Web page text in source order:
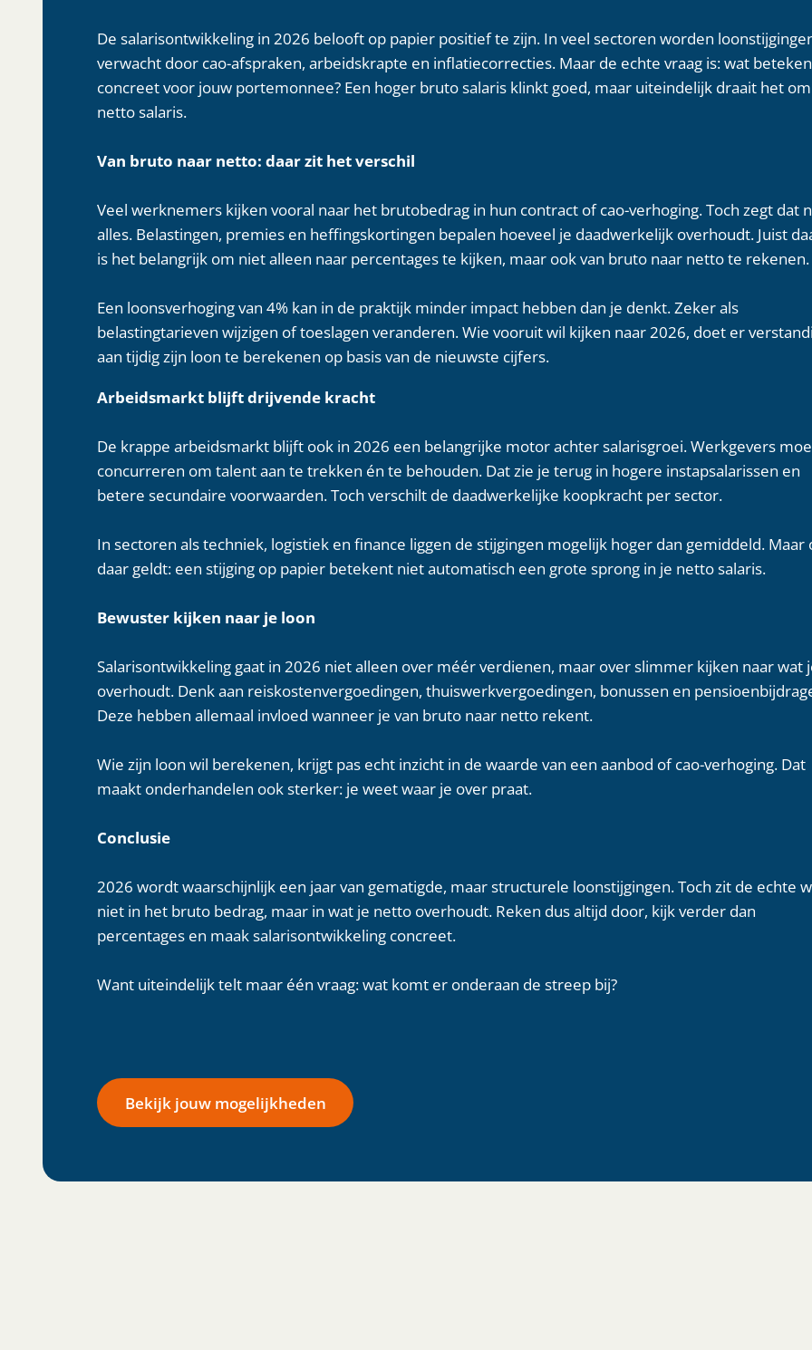
De salarisontwikkeling in 2026 belooft op papier positief te zijn. In veel sectoren worden
verwacht door cao-afspraken, arbeidskrapte en inflatiecorrecties. Maar de echte vraag is: wat
concreet voor jouw portemonnee? Een hoger bruto salaris klinkt goed, maar uiteindelijk draait het
netto salaris.
Van bruto naar netto: daar zit het verschil
Veel werknemers kijken vooral naar het brutobedrag in hun contract of cao-verhoging. Toch zegt dat
alles. Belastingen, premies en heffingskortingen bepalen hoeveel je daadwerkelijk overhoudt. Juist
is het belangrijk om niet alleen naar percentages te kijken, maar ook van bruto naar netto te rekenen.
Een loonsverhoging van 4% kan in de praktijk minder impact hebben dan je denkt. Zeker als
belastingtarieven wijzigen of toeslagen veranderen. Wie vooruit wil kijken naar 2026, doet er
aan tijdig zijn loon te berekenen op basis van de nieuwste cijfers.
Arbeidsmarkt blijft drijvende kracht
De krappe arbeidsmarkt blijft ook in 2026 een belangrijke motor achter salarisgroei. Werkgevers
concurreren om talent aan te trekken én te behouden. Dat zie je terug in hogere instapsalarissen en
betere secundaire voorwaarden. Toch verschilt de daadwerkelijke koopkracht per sector.
In sectoren als techniek, logistiek en finance liggen de stijgingen mogelijk hoger dan gemiddeld. Maar
daar geldt: een stijging op papier betekent niet automatisch een grote sprong in je netto salaris.
Bewuster kijken naar je loon
Salarisontwikkeling gaat in 2026 niet alleen over méér verdienen, maar over slimmer kijken naar wat
overhoudt. Denk aan reiskostenvergoedingen, thuiswerkvergoedingen, bonussen en
Deze hebben allemaal invloed wanneer je van bruto naar netto rekent.
Wie zijn loon wil berekenen, krijgt pas echt inzicht in de waarde van een aanbod of cao-verhoging. Dat
maakt onderhandelen ook sterker: je weet waar je over praat.
Conclusie
2026 wordt waarschijnlijk een jaar van gematigde, maar structurele loonstijgingen. Toch zit de echte
niet in het bruto bedrag, maar in wat je netto overhoudt. Reken dus altijd door, kijk verder dan
percentages en maak salarisontwikkeling concreet.
Want uiteindelijk telt maar één vraag: wat komt er onderaan de streep bij?
Bekijk jouw mogelijkheden